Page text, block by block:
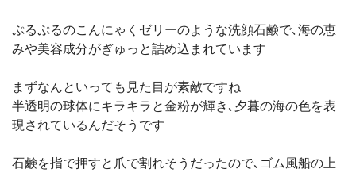
ぷるぷるのこんにゃくゼリーのような洗顔石鹸で､海の恵
みや美容成分がぎゅっと詰め込まれています
まずなんといっても見た目が素敵ですね
半透明の球体にキラキラと金粉が輝き､夕暮の海の色を表
現されているんだそうです
石鹸を指で押すと爪で割れそうだったので､ゴム風船の上